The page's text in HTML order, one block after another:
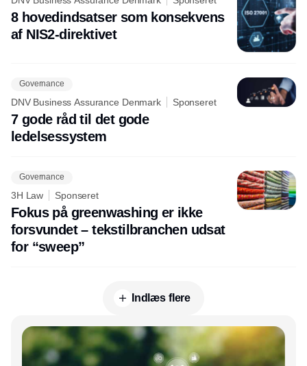
8 hovedindsatser som konsekvens
af NIS2-direktivet
Governance
DNV Business Assurance Denmark Sponseret
7 gode råd til det gode
ledelsessystem
Governance
3H Law Sponseret
Fokus på greenwashing er ikke
forsvundet – tekstilbranchen udsat
for “sweep”
Indlæs flere
Annonce